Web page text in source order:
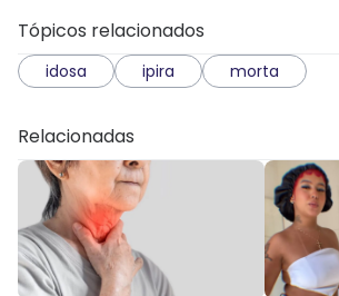
Tópicos relacionados
idosa ipira morta
Relacionadas